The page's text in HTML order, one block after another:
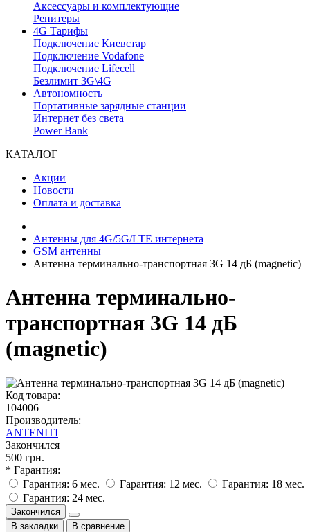
Аксессуары и комплектующие
Репитеры
4G Тарифы
Подключение Киевстар
Подключение Vodafone
Подключение Lifecell
Безлимит 3G\4G
Автономность
Портативные зарядные станции
Интернет без света
Power Bank
КАТАЛОГ
Акции
Новости
Оплата и доставка
Антенны для 4G/5G/LTE интернета
GSM антенны
Антенна терминально-транспортная 3G 14 дБ (magnetic)
Антенна терминально-
транспортная 3G 14 дБ
(magnetic)
Код товара:
104006
Производитель:
ANTENITI
Закончился
500 грн.
* Гарантия:
Гарантия: 6 мес.
Гарантия: 12 мес.
Гарантия: 18 мес.
Гарантия: 24 мес.
Закончился
В закладки
В сравнение